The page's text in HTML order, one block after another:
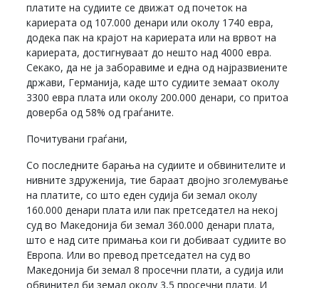
платите на судиите се движат од почеток на
кариерата од 107.000 денари или околу 1740 евра,
додека пак на крајот на кариерата или на врвот на
кариерата, достигнуваат до нешто над 4000 евра.
Секако, да не ја заборавиме и една од најразвиените
држави, Германија, каде што судиите земаат околу
3300 евра плата или околу 200.000 денари, со притоа
доверба од 58% од граѓаните.
Почитувани граѓани,
Со последните барања на судиите и обвинителите и
нивните здруженија, тие бараат двојно зголемување
на платите, со што еден судија би земал околу
160.000 денари плата или пак претседател на некој
суд во Македонија би земал 360.000 денари плата,
што е над сите примања кои ги добиваат судиите во
Европа. Или во превод претседател на суд во
Македонија би земал 8 просечни плати, а судија или
обвинител би земал околу 3,5 просечни плати. И